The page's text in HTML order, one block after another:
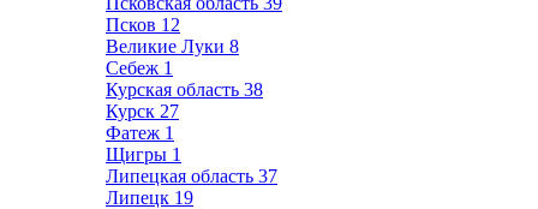
Псков 12
Великие Луки 8
Себеж 1
Курская область 38
Курск 27
Фатеж 1
Щигры 1
Липецкая область 37
Липецк 19